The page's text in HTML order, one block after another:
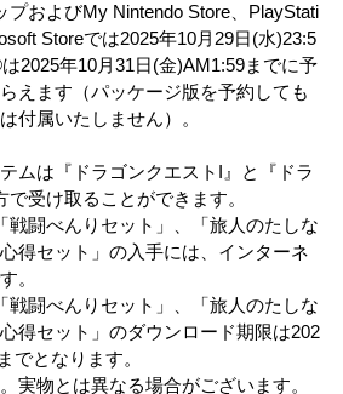
およびMy Nintendo Store、PlayStati
Storeでは2025年10月29日(水)23:5
2025年10月31日(金)AM1:59までに予
えます（パッケージ版を予約しても
付属いたしません）。
ムは『ドラゴンクエストI』と『ドラ
受け取ることができます。
闘べんりセット」、「旅人のたしな
得セット」の入手には、インターネ
。
闘べんりセット」、「旅人のたしな
得セット」のダウンロード期限は202
でとなります。
実物とは異なる場合がございます。